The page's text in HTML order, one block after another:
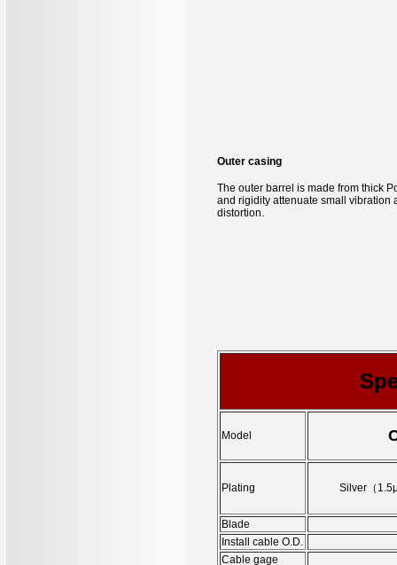
Outer casing
The outer barrel is made from thick
and rigidity attenuate small vibration
distortion.
Model
Plating Silver（
Blade
Install cable O.D.
Cable gage